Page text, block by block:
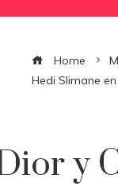
Home
Hedi Slimane
y